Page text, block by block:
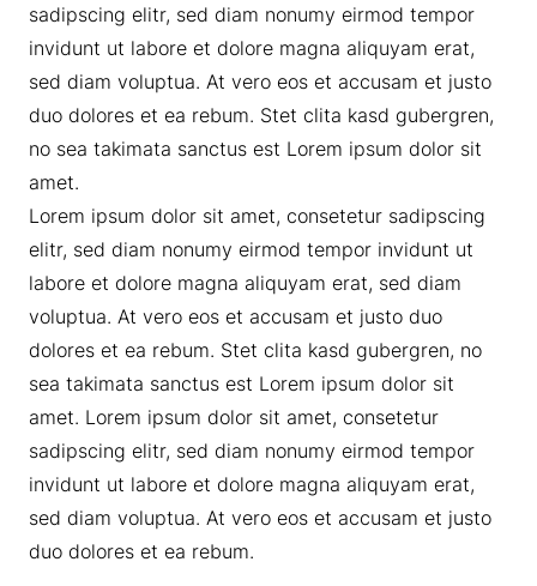
sadipscing elitr, sed diam nonumy eirmod tempor
invidunt ut labore et dolore magna aliquyam erat,
sed diam voluptua. At vero eos et accusam et justo
duo dolores et ea rebum. Stet clita kasd gubergren,
no sea takimata sanctus est Lorem ipsum dolor sit
amet.
Lorem ipsum dolor sit amet, consetetur sadipscing
elitr, sed diam nonumy eirmod tempor invidunt ut
labore et dolore magna aliquyam erat, sed diam
voluptua. At vero eos et accusam et justo duo
dolores et ea rebum. Stet clita kasd gubergren, no
sea takimata sanctus est Lorem ipsum dolor sit
amet. Lorem ipsum dolor sit amet, consetetur
sadipscing elitr, sed diam nonumy eirmod tempor
invidunt ut labore et dolore magna aliquyam erat,
sed diam voluptua. At vero eos et accusam et justo
duo dolores et ea rebum.